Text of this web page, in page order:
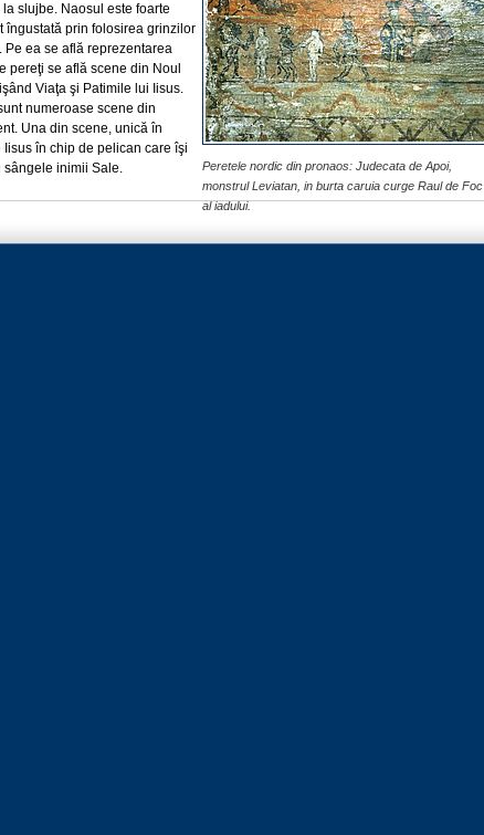
Peretele nordic din pronaos: Judecata de Apoi,
monstrul Leviatan, in burta caruia curge Raul de Foc
al iadului.
slujbe. Naosul este foarte
îngustată prin folosirea grinzilor
Pe ea se află reprezentarea
pereţi se află scene din Noul
Viaţa şi Patimile lui Iisus.
numeroase scene din
Una din scene, unică în
Iisus în chip de pelican care îşi
sângele inimii Sale.